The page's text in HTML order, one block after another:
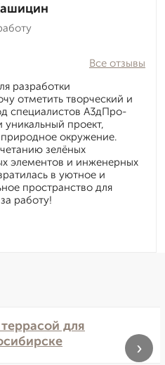
Все отзывы
разработки
отметить творческий и
специалистов А3дПро-
уникальный проект,
окружение.
зелёных
элементов и инженерных
в уютное и
пространство для
работу!
для
›